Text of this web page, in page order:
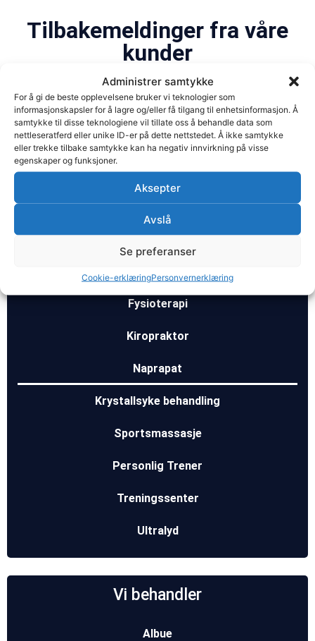
Administrer samtykke
For å gi de beste opplevelsene bruker vi teknologier som
informasjonskapsler for å lagre og/eller få tilgang til enhetsinformasjon. Å
samtykke til disse teknologiene vil tillate oss å behandle data som
nettleseratferd eller unike ID-er på dette nettstedet. Å ikke samtykke
eller trekke tilbake samtykke kan ha negativ innvirkning på visse
egenskaper og funksjoner.
Aksepter
Avslå
Se preferanser
Cookie-erklæringPersonvernerklæring
Tilbakemeldinger fra våre
kunder

5/5 Basert på 56 tilbakemeldinger. Les flere anmeldelser
omnaprapat Sandnes
Fysioterapi
Kiropraktor
Naprapat
Krystallsyke behandling
Sportsmassasje
Personlig Trener
Treningssenter
Ultralyd
Vi behandler
Albue